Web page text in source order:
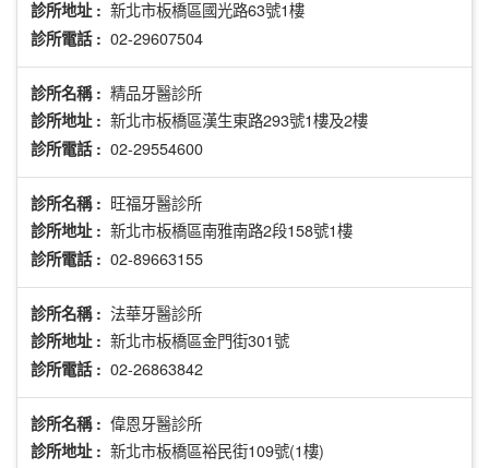
診所地址 : 新北市板橋區國光路63號1樓
診所電話 : 02-29607504
診所名稱 : 精品牙醫診所
診所地址 : 新北市板橋區漢生東路293號1樓及2樓
診所電話 : 02-29554600
診所名稱 : 旺福牙醫診所
診所地址 : 新北市板橋區南雅南路2段158號1樓
診所電話 : 02-89663155
診所名稱 : 法華牙醫診所
診所地址 : 新北市板橋區金門街301號
診所電話 : 02-26863842
診所名稱 : 偉恩牙醫診所
診所地址 : 新北市板橋區裕民街109號(1樓)